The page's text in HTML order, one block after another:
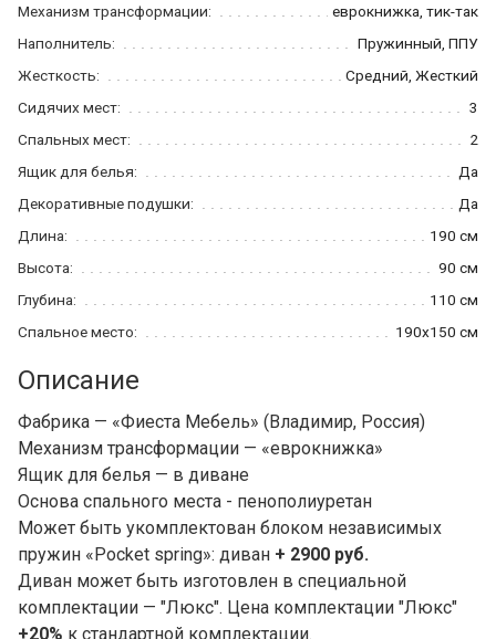
Механизм трансформации:
еврокнижка, тик-так
Наполнитель:
Пружинный, ППУ
Жесткость:
Средний, Жесткий
Сидячих мест:
3
Спальных мест:
2
Ящик для белья:
Да
Декоративные подушки:
Да
Длина:
190 см
Высота:
90 см
Глубина:
110 см
Спальное место:
190x150 см
Описание
Фабрика — «Фиеста Мебель» (Владимир, Россия)
Механизм трансформации — «еврокнижка»
Ящик для белья — в диване
Основа спального места - пенополиуретан
Может быть укомплектован блоком независимых
пружин «Pocket spring»: диван + 2900 руб.
Диван может быть изготовлен в специальной
комплектации — "Люкс". Цена комплектации "Люкс"
+20% к стандартной комплектации.